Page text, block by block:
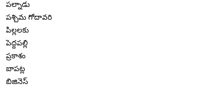
పల్నాడు
పశ్చిమ గోదావరి
పిల్లలకు
పెద్దపల్లి
ప్రకాశం
బాపట్ల
బిజినెస్